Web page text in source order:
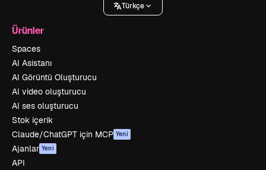
Türkçe
Ürünler
Spaces
AI Asistanı
AI Görüntü Oluşturucu
AI video oluşturucu
AI ses oluşturucu
Stok içerik
Claude/ChatGPT için MCP Yeni
Ajanlar Yeni
API